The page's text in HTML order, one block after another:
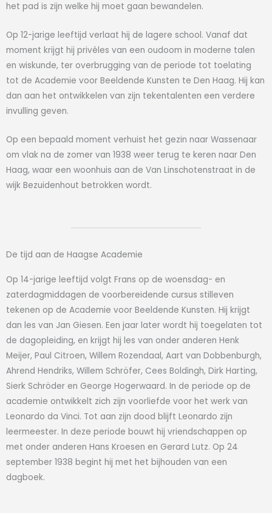
het pad is zijn welke hij moet gaan bewandelen.
Op 12-jarige leeftijd verlaat hij de lagere school. Vanaf dat
moment krijgt hij privéles van een oudoom in moderne talen
en wiskunde, ter overbrugging van de periode tot toelating
tot de Academie voor Beeldende Kunsten te Den Haag. Hij kan
dan aan het ontwikkelen van zijn tekentalenten een verdere
invulling geven.
Op een bepaald moment verhuist het gezin naar Wassenaar
om vlak na de zomer van 1938 weer terug te keren naar Den
Haag, waar een woonhuis aan de Van Linschotenstraat in de
wijk Bezuidenhout betrokken wordt.
De tijd aan de Haagse Academie
Op 14-jarige leeftijd volgt Frans op de woensdag- en
zaterdagmiddagen de voorbereidende cursus stilleven
tekenen op de Academie voor Beeldende Kunsten. Hij krijgt
dan les van Jan Giesen. Een jaar later wordt hij toegelaten tot
de dagopleiding, en krijgt hij les van onder anderen Henk
Meijer, Paul Citroen, Willem Rozendaal, Aart van Dobbenburgh,
Ahrend Hendriks, Willem Schröfer, Cees Boldingh, Dirk Harting,
Sierk Schröder en George Hogerwaard. In de periode op de
academie ontwikkelt zich zijn voorliefde voor het werk van
Leonardo da Vinci. Tot aan zijn dood blijft Leonardo zijn
leermeester. In deze periode bouwt hij vriendschappen op
met onder anderen Hans Kroesen en Gerard Lutz. Op 24
september 1938 begint hij met het bijhouden van een
dagboek.